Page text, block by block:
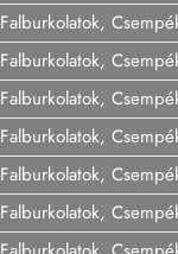
Falburkolatok,
Falburkolatok,
Falburkolatok,
Falburkolatok,
Falburkolatok,
Falburkolatok,